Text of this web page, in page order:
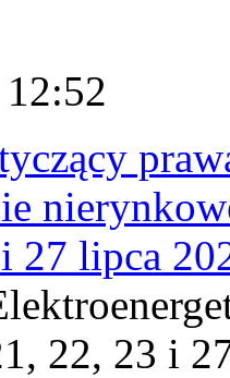
27 lipca
22, 23 i